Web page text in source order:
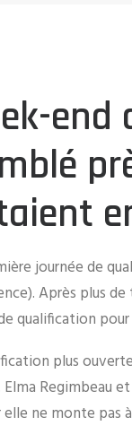
end
journée de
Après plus
qualification
plus
Regimbeau
ne monte pas